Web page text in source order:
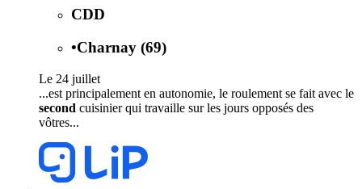
CDD
•Charnay (69)
Le 24 juillet
...est principalement en autonomie, le roulement se fait avec le
second cuisinier qui travaille sur les jours opposés des
vôtres...